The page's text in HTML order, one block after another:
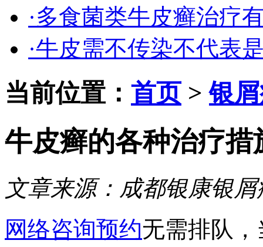
·多食菌类牛皮癣治疗
·牛皮需不传染不代表
当前位置： 首页>银
牛皮癣的各种治疗措
文章来源： 成都银康银
网络咨询预约无需排队